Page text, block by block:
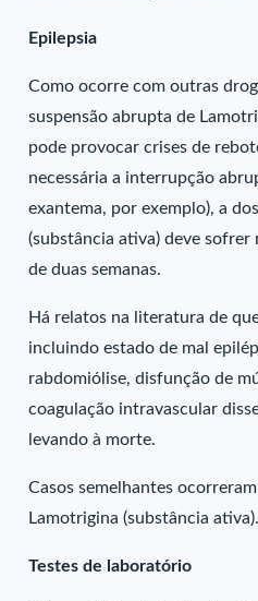
Epilepsia
Como ocorre com outras
suspensão abrupta de
pode provocar crises de
necessária a interrupção
exantema, por exemplo), a
(substância ativa) deve sofrer
de duas semanas.
Há relatos na literatura de
incluindo estado de mal
rabdomiólise, disfunção de
coagulação intravascular
levando à morte.
Casos semelhantes
Lamotrigina (substância ativa).
Testes de laboratório